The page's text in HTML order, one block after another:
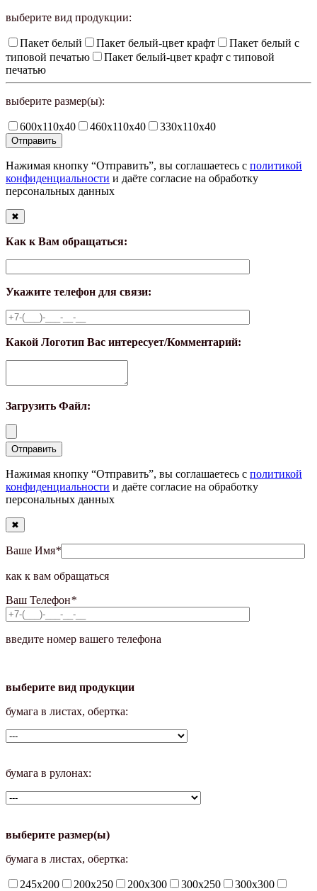
выберите вид продукции:
Пакет белый Пакет белый-цвет крафт
Пакет белый с
типовой печатью
Пакет белый-цвет крафт с типовой
печатью
выберите размер(ы):
600х110х40 460х110х40 330х110х40
Нажимая кнопку “Отправить”, вы соглашаетесь с политикой
конфиденциальности и даёте согласие на обработку
персональных данных
✖
Как к Вам обращаться:
Укажите телефон для связи:
Какой Логотип Вас интересует/Комментарий:
Загрузить Файл:
Нажимая кнопку “Отправить”, вы соглашаетесь с политикой
конфиденциальности и даёте согласие на обработку
персональных данных
✖
Ваше Имя*
как к вам обращаться
Ваш Телефон*
введите номер вашего телефона
выберите вид продукции
бумага в листах, обертка:
бумага в рулонах:
выберите размер(ы)
бумага в листах, обертка:
245х200 200х250 200х300 300х250
300х300